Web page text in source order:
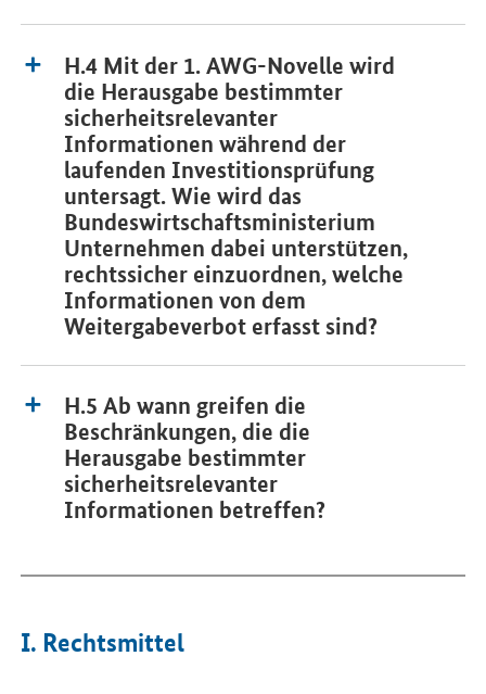
H.4 Mit der 1. AWG-Novelle wird
die Herausgabe bestimmter
sicherheitsrelevanter
Informationen während der
laufenden Investitionsprüfung
untersagt. Wie wird das
Bundeswirtschaftsministerium
Unternehmen dabei unterstützen,
rechtssicher einzuordnen, welche
Informationen von dem
Weitergabeverbot erfasst sind?
H.5 Ab wann greifen die
Beschränkungen, die die
Herausgabe bestimmter
sicherheitsrelevanter
Informationen betreffen?
I. Rechtsmittel